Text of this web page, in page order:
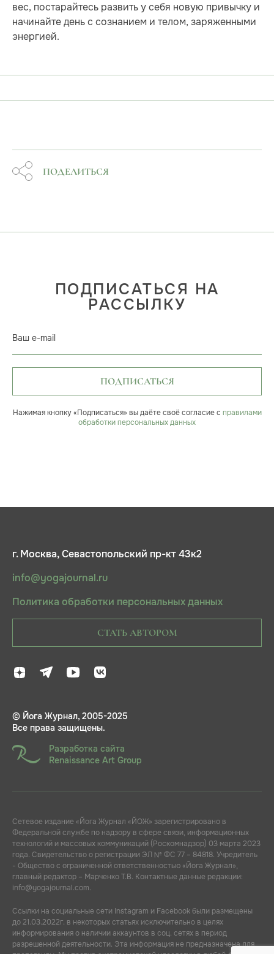
вес, постарайтесь развить у себя новую привычку и
начинайте день с сознанием и телом, заряженными
энергией.
ПОДЕЛИТЬСЯ
ПОДПИСАТЬСЯ НА
РАССЫЛКУ
Ваш e-mail
ПОДПИСАТЬСЯ
Нажимая кнопку «Подписаться» вы даёте своё согласие с правилами
обработки персональных данных
г. Москва, Севастопольский пр-кт 43к2
info@yogajournal.ru
Политика обработки персональных данных
СТАТЬ АВТОРОМ
© Йога Журнал, 2005-2025
Все права защищены.
Разработка сайта
Renaissance Art Group
Сетевое издание «Йога Журнал «ЙОЖ» зарегистрировано в
Федеральной службе по надзору в сфере связи, информационных
технологий и массовых коммуникаций (Роскомнадзор) 03 марта 2023
года. Свидетельство о регистрации ЭЛ № ФС 77 – 84818. Учредитель
- Общество с ограниченной ответственностью «Йога Журнал»,
главный редактор – Марченко Т.В. Контактные данные редакции:
info@yogajournal.com.
Ссылки на социальные сети Instagram и Facebook были размещены
до 21.03.2022г. в некоторых статьях исключительно в целях
информирования о наличии аккаунтов в соц. сетях в период
разрешенной деятельности. Эта информация не предназначена для